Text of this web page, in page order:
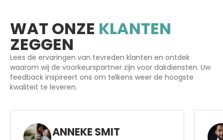
WAT ONZE KLANTEN
ZEGGEN
Lees de ervaringen van tevreden klanten en ontdek
waarom wij de voorkeurspartner zijn voor dakdiensten. Uw
feedback inspireert ons om telkens weer de hoogste
kwaliteit te leveren.
RADJIV SARDAT